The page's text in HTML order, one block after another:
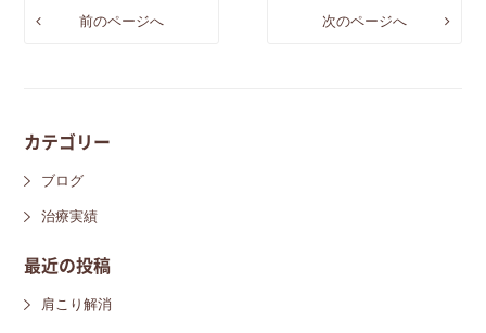
前のページへ 次のページへ
カテゴリー
ブログ
治療実績
最近の投稿
肩こり解消